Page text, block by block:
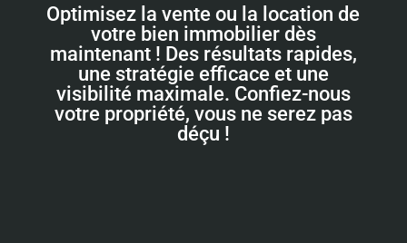
Optimisez la vente ou la location de
votre bien immobilier dès
maintenant ! Des résultats rapides,
une stratégie efficace et une
visibilité maximale. Confiez-nous
votre propriété, vous ne serez pas
déçu !